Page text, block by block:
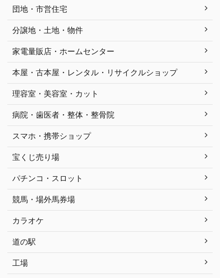
団地・市営住宅
分譲地・土地・物件
家電量販店・ホームセンター
本屋・古本屋・レンタル・リサイクルショップ
理容室・美容室・カット
病院・歯医者・整体・整骨院
スマホ・携帯ショップ
宝くじ売り場
パチンコ・スロット
競馬・場外馬券場
カラオケ
道の駅
工場